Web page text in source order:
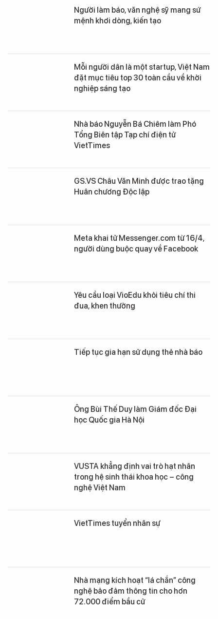
Người làm báo, văn nghệ sỹ mang sứ
mệnh khơi dòng, kiến tạo
Mỗi người dân là một startup, Việt Nam
đặt mục tiêu top 30 toàn cầu về khởi
nghiệp sáng tạo
Nhà báo Nguyễn Bá Chiêm làm Phó
Tổng Biên tập Tạp chí điện tử
VietTimes
GS.VS Châu Văn Minh được trao tặng
Huân chương Độc lập
Meta khai tử Messenger.com từ 16/4,
người dùng buộc quay về Facebook
Yêu cầu loại VioEdu khỏi tiêu chí thi
đua, khen thưởng
Tiếp tục gia hạn sử dụng thẻ nhà báo
Ông Bùi Thế Duy làm Giám đốc Đại
học Quốc gia Hà Nội
VUSTA khẳng định vai trò hạt nhân
trong hệ sinh thái khoa học – công
nghệ Việt Nam
VietTimes tuyển nhân sự
Nhà mạng kích hoạt “lá chắn” công
nghệ bảo đảm thông tin cho hơn
72.000 điểm bầu cử